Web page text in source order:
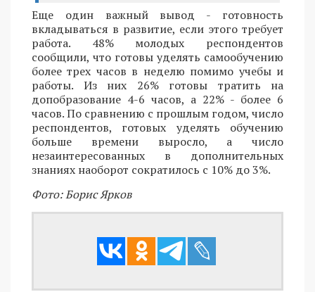
Еще один важный вывод - готовность
вкладываться в развитие, если этого требует
работа. 48% молодых респондентов
сообщили, что готовы уделять самообучению
более трех часов в неделю помимо учебы и
работы. Из них 26% готовы тратить на
допобразование 4-6 часов, а 22% - более 6
часов. По сравнению с прошлым годом, число
респондентов, готовых уделять обучению
больше времени выросло, а число
незаинтересованных в дополнительных
знаниях наоборот сократилось с 10% до 3%.
Фото: Борис Ярков